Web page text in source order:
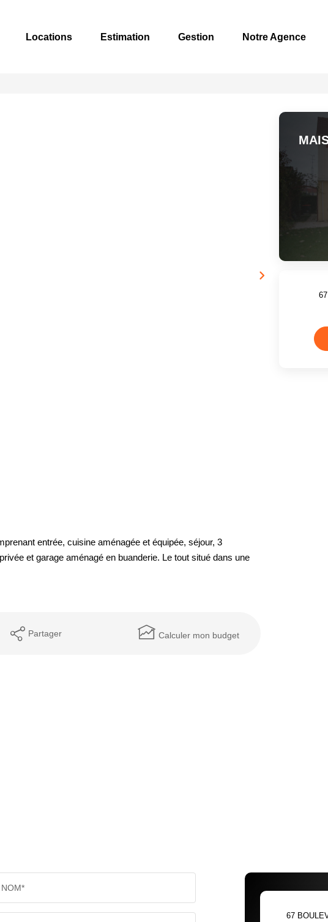
Locations Estimation Gestion Notre Agence
entrée, cuisine aménagée et équipée, séjour, 3
et garage aménagé en buanderie. Le tout situé dans une
Partager Calculer mon budget
NOM*
67